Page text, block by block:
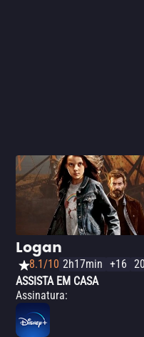
outros filmes dos X-Men
muito enquanto
se realmente estiver
Logan
8.1/10 2h17min +16
ASSISTA EM CASA
Assinatura: